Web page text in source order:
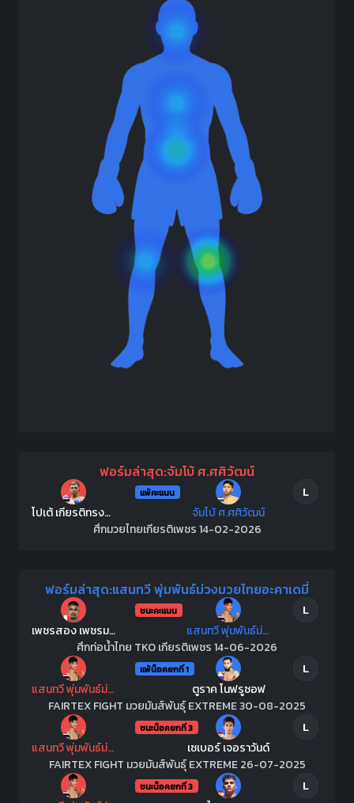
ฟอร์มล่าสุด:จัมโบ้ ศ.ศศิวัฒน์
แพ้คะแนน
L
โปเต้ เกียรติทรงฤทธิ์
จัมโบ้ ศ.ศศิวัฒน์
ศึกมวยไทยเกียรติเพชร 14-02-2026
ฟอร์มล่าสุด:แสนทวี พุ่มพันธ์ม่วงมวยไทยอะคาเดมี่
ชนะคะแนน
L
เพชรสอง เพชรมวยไทยยิม
แสนทวี พุ่มพันธ์ม่วงมวยไทยอะคาเดมี่
ศึกท่อน้ำไทย TKO เกียรติเพชร 14-06-2026
แพ้น็อคยกที่ 1
L
แสนทวี พุ่มพันธ์ม่วงมวยไทยอะคาเดมี่
ตูราค โนฟรูซอฟ
FAIRTEX FIGHT มวยมันส์พันธุ์ EXTREME 30-08-2025
ชนะน็อคยกที่ 3
L
แสนทวี พุ่มพันธ์ม่วงมวยไทยอะคาเดมี่
เซเบอร์ เจอราวันด์
FAIRTEX FIGHT มวยมันส์พันธุ์ EXTREME 26-07-2025
ชนะน็อคยกที่ 3
L